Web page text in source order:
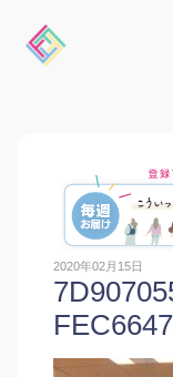
2020年02月15日